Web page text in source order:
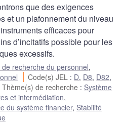
que des exigences
et un plafonnement du niveau
efficaces pour
d’incitatifs possible pour les
excessifs.
de recherche du personnel,
Code(s) JEL : D, D8, D82,
Thème(s) de recherche : Système
et intermédiation,
du système financier, Stabilité